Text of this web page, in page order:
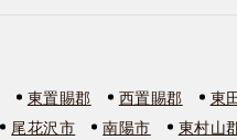
東置賜郡 西置賜郡 東
尾花沢市 南陽市 東村山